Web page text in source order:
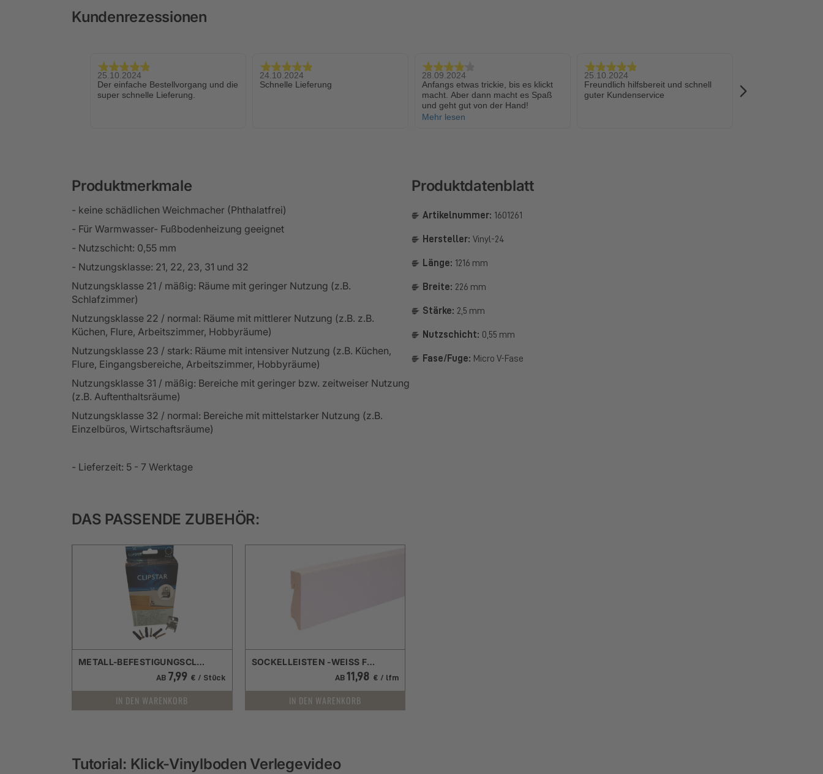
Kundenrezessionen
25.10.2024
Der einfache Bestellvorgang und die
super schnelle Lieferung.
24.10.2024
Schnelle Lieferung
28.09.2024
Anfangs etwas trickie, bis es klickt
macht. Aber dann macht es Spaß
und geht gut von der Hand!
Mehr lesen
25.10.2024
Freundlich hilfsbereit und schnell
guter Kundenservice
Produktmerkmale
- keine schädlichen Weichmacher (Phthalatfrei)
- Für Warmwasser- Fußbodenheizung geeignet
- Nutzschicht: 0,55 mm
- Nutzungsklasse: 21, 22, 23, 31 und 32
Nutzungsklasse 21 / mäßig: Räume mit geringer Nutzung (z.B.
Schlafzimmer)
Nutzungsklasse 22 / normal: Räume mit mittlerer Nutzung (z.B. z.B.
Küchen, Flure, Arbeitszimmer, Hobbyräume)
Nutzungsklasse 23 / stark: Räume mit intensiver Nutzung (z.B. Küchen,
Flure, Eingangsbereiche, Arbeitszimmer, Hobbyräume)
Nutzungsklasse 31 / mäßig: Bereiche mit geringer bzw. zeitweiser Nutzung
(z.B. Auftenthaltsräume)
Nutzungsklasse 32 / normal: Bereiche mit mittelstarker Nutzung (z.B.
Einzelbüros, Wirtschaftsräume)
- Lieferzeit: 5 - 7 Werktage
Produktdatenblatt
Artikelnummer: 1601261
Hersteller: Vinyl-24
Länge: 1216 mm
Breite: 226 mm
Stärke: 2,5 mm
Nutzschicht: 0,55 mm
Fase/Fuge: Micro V-Fase
DAS PASSENDE ZUBEHÖR:
METALL-BEFESTIGUNGSCLIP FÜR SOCKELLEISTEN CLIPSTAR
AB 7,99 € / Stück
IN DEN WARENKORB
SOCKELLEISTEN -WEISS FOLIERT-
AB 11,98 € / lfm
IN DEN WARENKORB
Tutorial: Klick-Vinylboden Verlegevideo